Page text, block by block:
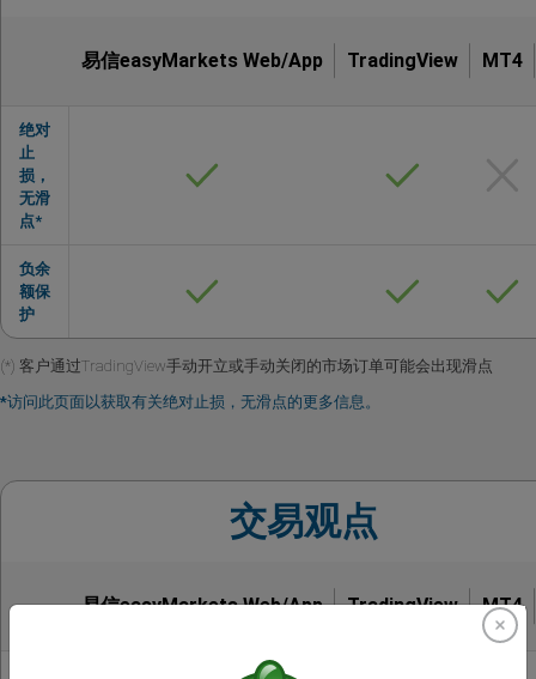
(*) 客户通过TradingView手动开立或手动关闭的市场订单可能会出现滑点
*访问此页面以获取有关绝对止损，无滑点的更多信息。
易信easyMarkets Web/App TradingView MT4
绝对
止
损，
无滑
点*
负余
额保
护
交易观点
易信easyMarkets Web/App TradingView MT4